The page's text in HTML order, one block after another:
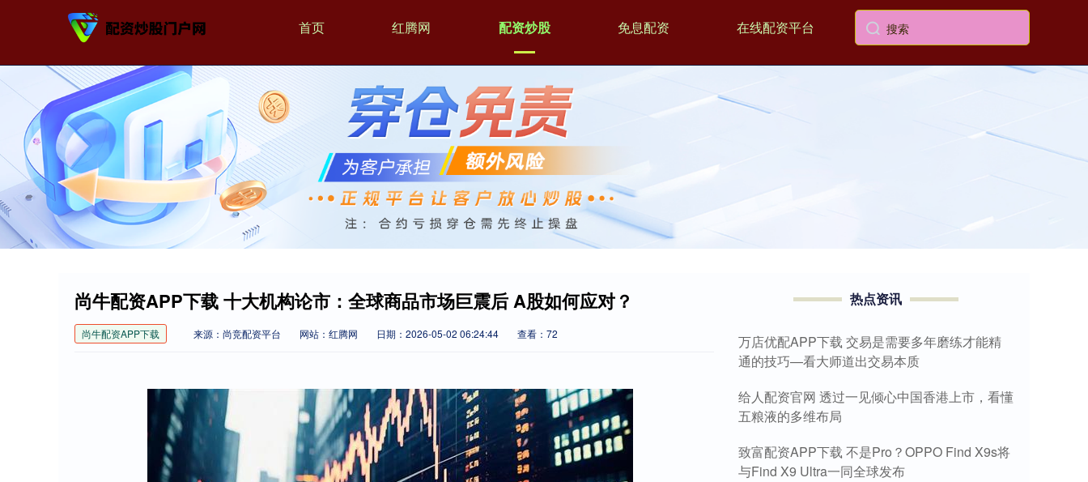
首页 红腾网 配资炒股 免息配资 在线配资平台
尚牛配资APP下载 十大机构论市：全球商品市场巨震后 A股如何应对？
尚牛配资APP下载 来源：尚竞配资平台 网站：红腾网 日期：2026-05-02 06:24:44 查看：72
热点资讯
万店优配APP下载 交易是需要多年磨练才能精
通的技巧—看大师道出交易本质
给人配资官网 透过一见倾心中国香港上市，看懂
五粮液的多维布局
致富配资APP下载 不是Pro？OPPO Find X9s将
与Find X9 Ultra一同全球发布